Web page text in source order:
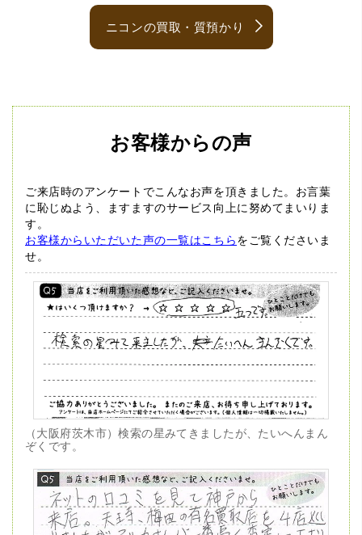
ニコンの買取・質預かり
お客様からの声
ご来店時のアンケートでこんなお声を頂きました。 お言葉
に恥じぬよう、ますますのサービス向上に努めてまいりま
す。
お客様からいただいた声の一覧はこちらをご覧くださいま
せ。
（大阪府茨木市）検索の星みてきましたが、たいへんまん
ぞくです。